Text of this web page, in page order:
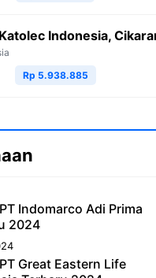
Indonesia,
Rp 5.938.885
Indomarco Adi Prima
2024
Great Eastern Life